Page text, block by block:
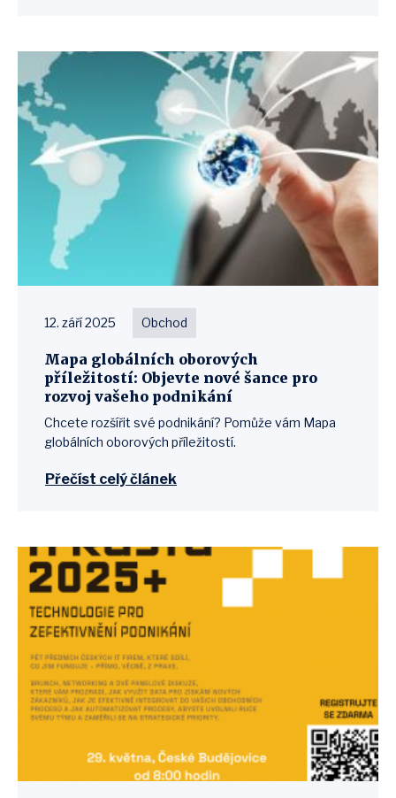
12. září 2025 Obchod
Mapa globálních oborových
příležitostí: Objevte nové šance pro
rozvoj vašeho podnikání
Chcete rozšířit své podnikání? Pomůže vám Mapa
globálních oborových příležitostí.
Přečíst celý článek